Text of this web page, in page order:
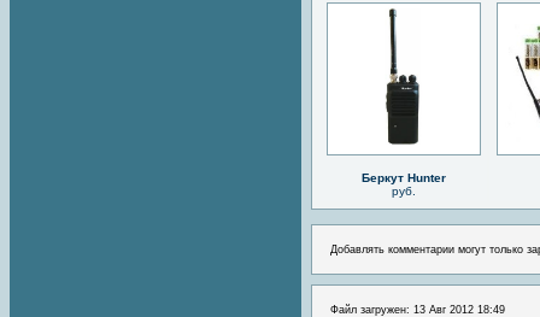
Беркут Hunter
руб.
Добавлять комментарии могут только
Файл загружен: 13 Авг 2012 18:49